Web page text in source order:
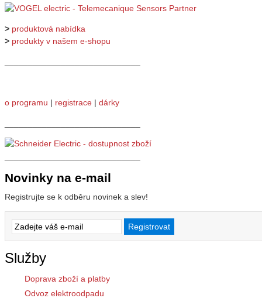
> produktová nabídka
> produkty v našem e-shopu
o programu | registrace | dárky
Novinky na e-mail
Registrujte se k odběru novinek a slev!
Služby
Doprava zboží a platby
Odvoz elektroodpadu